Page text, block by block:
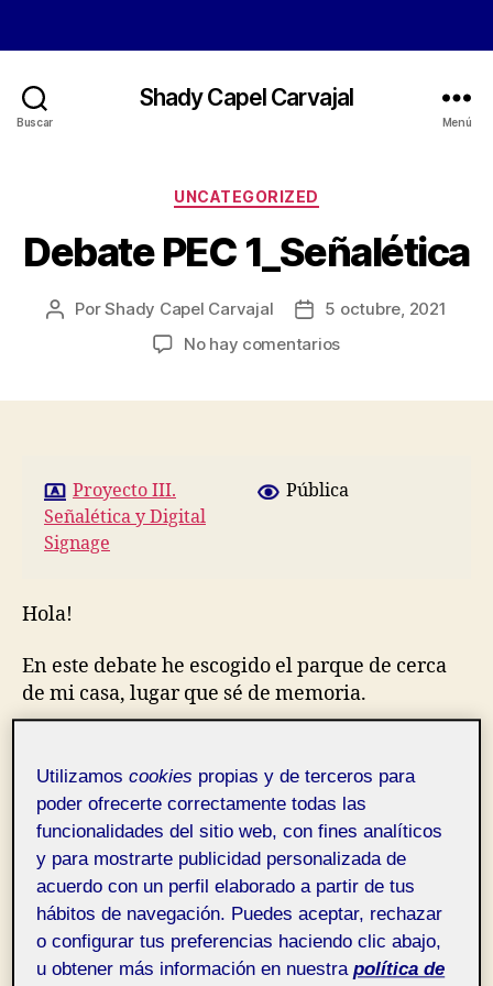
Buscar
Shady Capel Carvajal
Menú
Categorías
UNCATEGORIZED
Debate PEC 1_Señalética
Autor
PorShady Capel Carvajal
Fecha
de
5 octubre, 2021
No hay comentariosen
Proyecto III.
Señalética y Digital
Signage
Pública
Hola!
En este debate he escogido el parque de cerca
de mi casa, lugar que sé de memoria.
el está en el otro lado del parque (PUNTO A) así
que por whatsapp le dí las instrucciones de dos
rutas:
Ruta 1: En pendiente y con escaleras hacia
abajo, mis indicaciones fueron: Cuando llegues
al parque verás una cuesta hacia abajo en tu
parte izquierda, cuando llegues a unas
Utilizamoscookies propias y de terceros para
poder ofrecerte correctamente todas las
funcionalidades del sitio web, con fines analíticos
y para mostrarte publicidad personalizada de
acuerdo con un perfil elaborado a partir de tus
hábitos de navegación. Puedes aceptar, rechazar
o configurar tus preferencias haciendo clic abajo,
u obtener más información en nuestra política de